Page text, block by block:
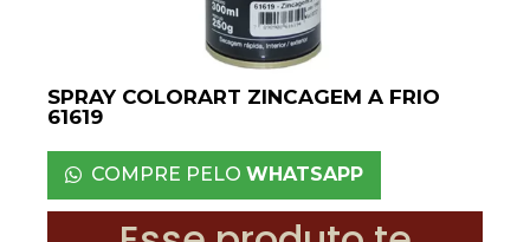
SPRAY COLORART ZINCAGEM A FRIO
61619
COMPRE PELO WHATSAPP